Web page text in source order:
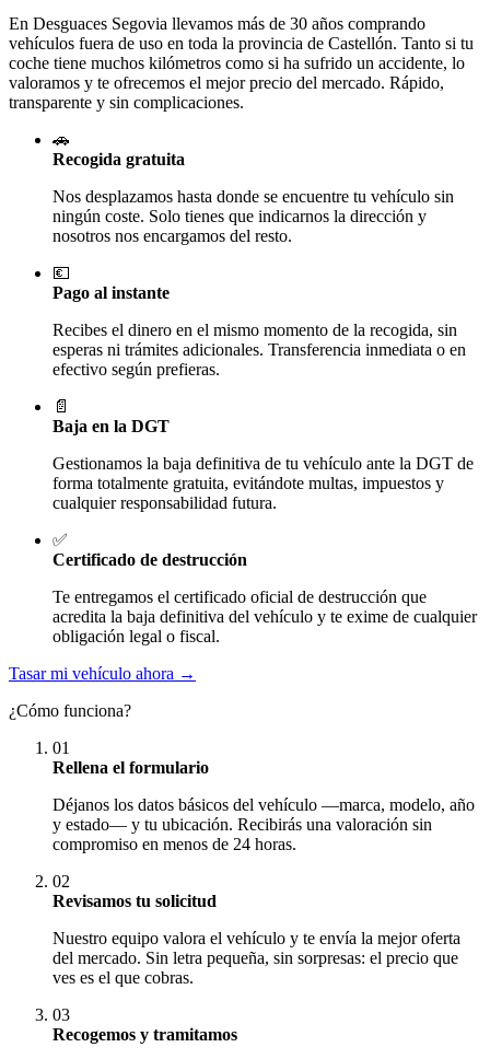
En Desguaces Segovia llevamos más de 30 años comprando
vehículos fuera de uso en toda la provincia de Castellón. Tanto si tu
coche tiene muchos kilómetros como si ha sufrido un accidente, lo
valoramos y te ofrecemos el mejor precio del mercado. Rápido,
transparente y sin complicaciones.
🚗
Recogida gratuita
Nos desplazamos hasta donde se encuentre tu vehículo sin
ningún coste. Solo tienes que indicarnos la dirección y
nosotros nos encargamos del resto.
💶
Pago al instante
Recibes el dinero en el mismo momento de la recogida, sin
esperas ni trámites adicionales. Transferencia inmediata o en
efectivo según prefieras.
📄
Baja en la DGT
Gestionamos la baja definitiva de tu vehículo ante la DGT de
forma totalmente gratuita, evitándote multas, impuestos y
cualquier responsabilidad futura.
✅
Certificado de destrucción
Te entregamos el certificado oficial de destrucción que
acredita la baja definitiva del vehículo y te exime de cualquier
obligación legal o fiscal.
Tasar mi vehículo ahora →
¿Cómo funciona?
01
Rellena el formulario
Déjanos los datos básicos del vehículo —marca, modelo, año
y estado— y tu ubicación. Recibirás una valoración sin
compromiso en menos de 24 horas.
02
Revisamos tu solicitud
Nuestro equipo valora el vehículo y te envía la mejor oferta
del mercado. Sin letra pequeña, sin sorpresas: el precio que
ves es el que cobras.
03
Recogemos y tramitamos